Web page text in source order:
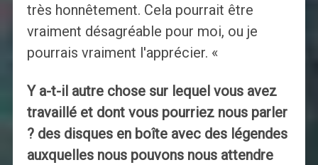
très honnêtement. Cela pourrait être
vraiment désagréable pour moi, ou je
pourrais vraiment l'apprécier. «
Y a-t-il autre chose sur lequel vous avez
travaillé et dont vous pourriez nous parler
? des disques en boîte avec des légendes
auxquelles nous pouvons nous attendre